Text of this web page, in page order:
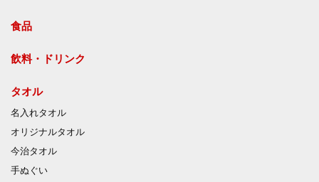
食品
飲料・ドリンク
タオル
名入れタオル
オリジナルタオル
今治タオル
手ぬぐい